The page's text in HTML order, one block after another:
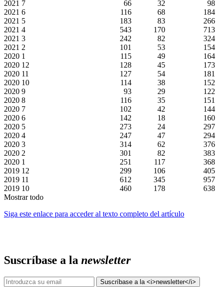
2021 7 66 32
98
2021 6 116 68
184
2021 5 183 83
266
2021 4 543 170
713
2021 3 242 82
324
2021 2 101 53
154
2020 1 115 49
164
2020 12 128 45
173
2020 11 127 54
181
2020 10 114 38
152
2020 9 93 29
122
2020 8 116 35
151
2020 7 102 42
144
2020 6 142 18
160
2020 5 273 24
297
2020 4 247 47
294
2020 3 314 62
376
2020 2 301 82
383
2020 1 251 117
368
2019 12 299 106
405
2019 11 612 345
957
2019 10 460 178
638
Mostrar todo
Siga este enlace para acceder al texto completo del artículo
Suscríbase a la newsletter